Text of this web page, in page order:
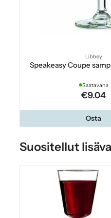
Libbey
Speakeasy Coupe
Saatavana
€9.04
Osta
Suositellut